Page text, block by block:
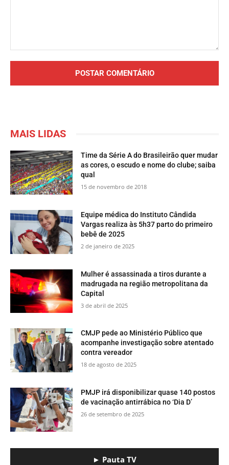
MAIS LIDAS
Time da Série A do Brasileirão quer mudar
as cores, o escudo e nome do clube; saiba
qual
15 de novembro de 2018
Equipe médica do Instituto Cândida
Vargas realiza às 5h37 parto do primeiro
bebê de 2025
2 de janeiro de 2025
Mulher é assassinada a tiros durante a
madrugada na região metropolitana da
Capital
3 de abril de 2025
CMJP pede ao Ministério Público que
acompanhe investigação sobre atentado
contra vereador
18 de agosto de 2025
PMJP irá disponibilizar quase 140 postos
de vacinação antirrábica no ‘Dia D’
26 de setembro de 2025
► Pauta TV